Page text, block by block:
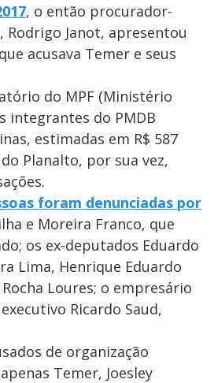
, o então procurador-
Rodrigo Janot, apresentou
acusava Temer e seus
do MPF (Ministério
integrantes do PMDB
estimadas em R$ 587
Planalto, por sua vez,
foram denunciadas por
e Moreira Franco, que
os ex-deputados Eduardo
Lima, Henrique Eduardo
Loures; o empresário
Ricardo Saud,
de organização
Temer, Joesley